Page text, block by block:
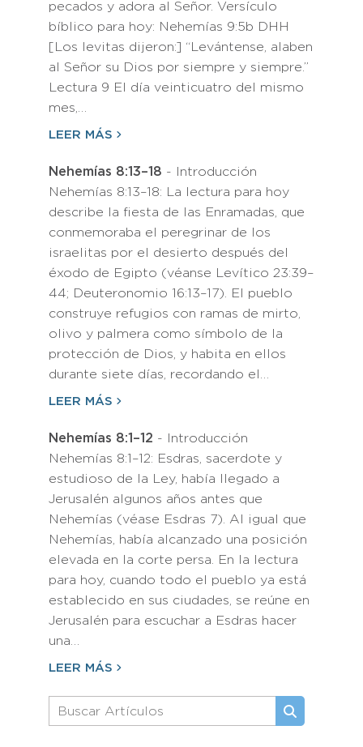
pecados y adora al Señor. Versículo
bíblico para hoy: Nehemías 9:5b DHH
[Los levitas dijeron:] “Levántense, alaben
al Señor su Dios por siempre y siempre.”
Lectura 9 El día veinticuatro del mismo
mes,…
LEER MÁS
Nehemías 8:13–18 - Introducción
Nehemías 8:13–18: La lectura para hoy
describe la fiesta de las Enramadas, que
conmemoraba el peregrinar de los
israelitas por el desierto después del
éxodo de Egipto (véanse Levítico 23:39–
44; Deuteronomio 16:13–17). El pueblo
construye refugios con ramas de mirto,
olivo y palmera como símbolo de la
protección de Dios, y habita en ellos
durante siete días, recordando el…
LEER MÁS
Nehemías 8:1–12 - Introducción
Nehemías 8:1–12: Esdras, sacerdote y
estudioso de la Ley, había llegado a
Jerusalén algunos años antes que
Nehemías (véase Esdras 7). Al igual que
Nehemías, había alcanzado una posición
elevada en la corte persa. En la lectura
para hoy, cuando todo el pueblo ya está
establecido en sus ciudades, se reúne en
Jerusalén para escuchar a Esdras hacer
una…
LEER MÁS